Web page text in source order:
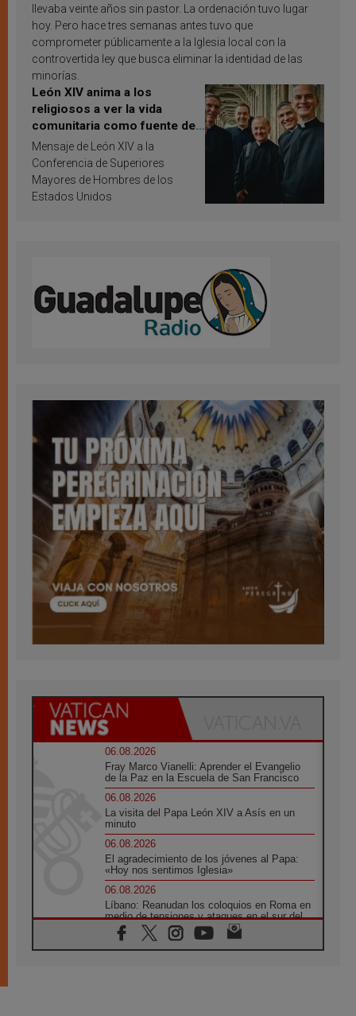
llevaba veinte años sin pastor. La ordenación tuvo lugar
hoy. Pero hace tres semanas antes tuvo que
comprometer públicamente a la Iglesia local con la
controvertida ley que busca eliminar la identidad de las
minorías.
León XIV anima a los
religiosos a ver la vida
comunitaria como fuente de
inspiración y santificación
Mensaje de León XIV a la
Conferencia de Superiores
Mayores de Hombres de los
Estados Unidos
06.08.2026
Fray Marco Vianelli: Aprender el Evangelio
de la Paz en la Escuela de San Francisco
06.08.2026
La visita del Papa León XIV a Asís en un
minuto
06.08.2026
El agradecimiento de los jóvenes al Papa:
«Hoy nos sentimos Iglesia»
06.08.2026
Líbano: Reanudan los coloquios en Roma en
medio de tensiones y ataques en el sur del
país
06.08.2026